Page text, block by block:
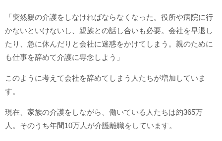
「突然親の介護をしなければならなくなった。役所や病院に行
かないといけないし、親族との話し合いも必要。会社を早退し
たり、急に休んだりと会社に迷惑をかけてしまう。親のために
も仕事を辞めて介護に専念しよう」
このように考えて会社を辞めてしまう人たちが増加していま
す。
現在、家族の介護をしながら、働いている人たちは約365万
人。そのうち年間10万人が介護離職をしています。